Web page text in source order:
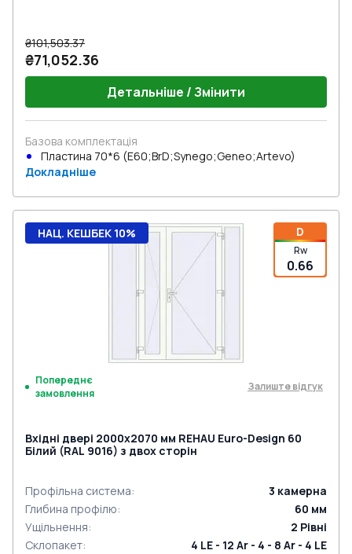
₴101,503.37
₴71,052.36
Детальніше / Змінити
Базова комплектація
Пластина 70*6 (E60;BrD;Synego;Geneo;Artevo)
Докладніше
D
Rw
0.66
НАЦ. КЕШБЕК 10%
Попереднє
замовлення
Залиште відгук
Вхідні двері 2000x2070 мм REHAU Euro-Design 60
Білий (RAL 9016) з двох сторін
Профільна система: 3 камерна
Глибина профілю: 60 мм
Ущільнення: 2 Рівні
Склопакет: 4 LE - 12 Ar - 4 - 8 Ar - 4 LE